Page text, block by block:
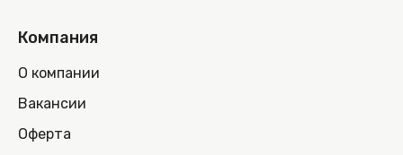
Компания
О компании
Вакансии
Оферта